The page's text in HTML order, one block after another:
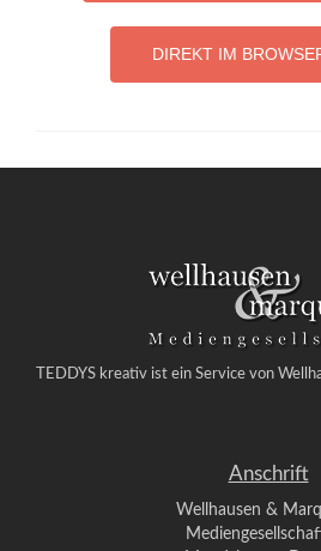
DIREKT IM
TEDDYS kreativ ist ein Service von
Anschrift
Wellhausen &